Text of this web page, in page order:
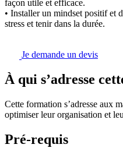
façon utile et efficace.
• Installer un mindset positif et
stress et tenir dans la durée.
Je demande un devis
À qui s’adresse
Cette formation s’adresse aux
optimiser leur organisation et
Pré-requis